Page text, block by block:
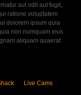
aut odit aut fugit,
ratione voluptatem
dolorem ipsum quia
non numquam eius
aliquam quaerat
Live Cams